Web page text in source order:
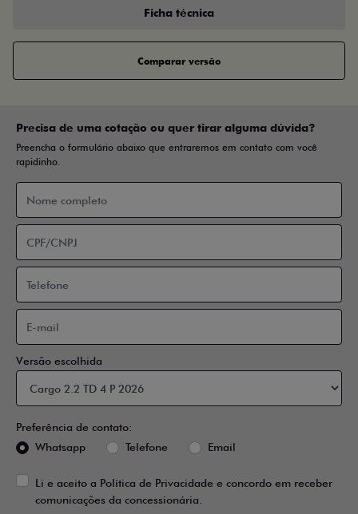
Ficha técnica
Comparar versão
Precisa de uma cotação ou quer tirar alguma dúvida?
Preencha o formulário abaixo que entraremos em contato com você
rapidinho.
Versão escolhida
Preferência de contato:
Whatsapp
Telefone Email
Li e aceito a Política de Privacidade e concordo em receber
comunicações da concessionária.